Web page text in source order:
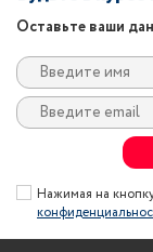
Оставьте ваши
Нажимая на